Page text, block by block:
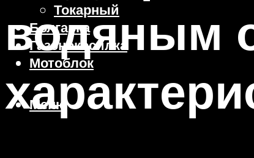
Токарный
Болгарка
Газонокосилка
Мотоблок
Меню
водяным